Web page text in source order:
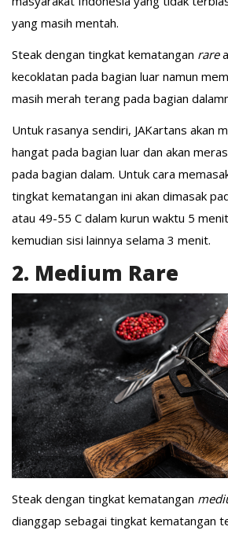
yang masih mentah.
Steak dengan tingkat kematangan rare
kecoklatan pada bagian luar namun
masih merah terang pada bagian
Untuk rasanya sendiri, JAKartans akan
hangat pada bagian luar dan akan
pada bagian dalam. Untuk cara
tingkat kematangan ini akan dimasak
atau 49-55 C dalam kurun waktu 5
kemudian sisi lainnya selama 3 menit.
2. Medium Rare
Steak dengan tingkat kematangan
dianggap sebagai tingkat kematangan